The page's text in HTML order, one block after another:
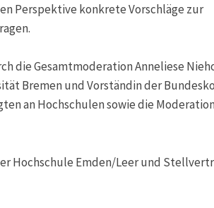
Perspektive konkrete Vorschläge zur
die Gesamtmoderation Anneliese
Bremen und Vorständin der
an Hochschulen sowie die
Hochschule Emden/Leer und